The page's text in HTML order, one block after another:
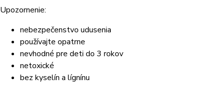
Upozornenie:
nebezpečenstvo udusenia
používajte opatrne
nevhodné pre deti do 3 rokov
netoxické
bez kyselín a lígnínu